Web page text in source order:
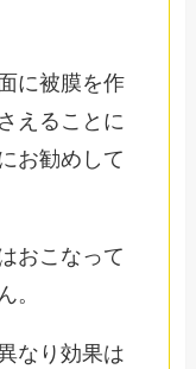
に被膜を作
えることに
お勧めして
おこなって
。
なり効果は